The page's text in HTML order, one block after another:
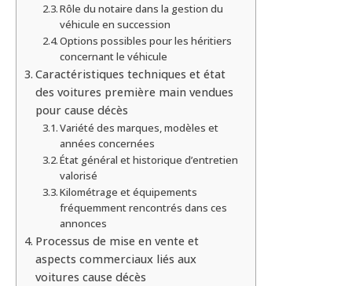
Rôle du notaire dans la gestion du
véhicule en succession
Options possibles pour les héritiers
concernant le véhicule
Caractéristiques techniques et état
des voitures première main vendues
pour cause décès
Variété des marques, modèles et
années concernées
État général et historique d’entretien
valorisé
Kilométrage et équipements
fréquemment rencontrés dans ces
annonces
Processus de mise en vente et
aspects commerciaux liés aux
voitures cause décès